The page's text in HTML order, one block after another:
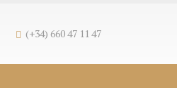
(+34) 660 47 11 47